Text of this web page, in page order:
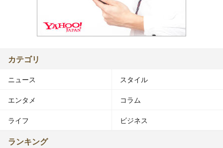
カテゴリ
ニュース スタイル
エンタメ コラム
ライフ ビジネス
ランキング